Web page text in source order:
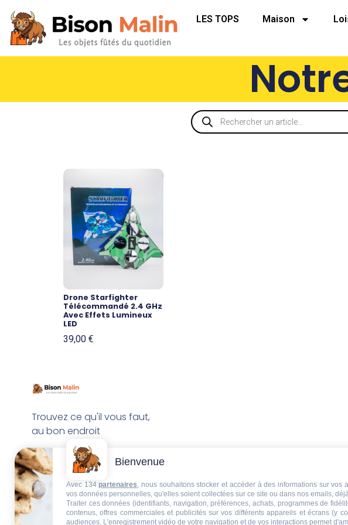
LES TOPS Maison
Drone Starfighter
Télécommandé 2.4 GHz
Avec Effets Lumineux
LED
39,00 €
Trouvez ce qu'il vous faut,
au bon endroit
Bienvenue
Avec 134 partenaires, nous souhaitons stocker et accéder à des informations sur
vos données personnelles, qu'elles soient collectées sur ce site ou dans nos emails,
Traiter ces données (identifiants, navigation, préférences, achats, programmes de
contenus, offres commerciales et publicités sur vos différents appareils et écrans (y
audiences. L'enregistrement vidéo de votre navigation et de vos interactions permet